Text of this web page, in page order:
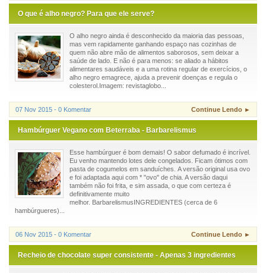
O que é alho negro? Para que ele serve?
O alho negro ainda é desconhecido da maioria das pessoas,
mas vem rapidamente ganhando espaço nas cozinhas de
quem não abre mão de alimentos saborosos, sem deixar a
saúde de lado. E não é para menos: se aliado a hábitos
alimentares saudáveis e a uma rotina regular de exercícios, o
alho negro emagrece, ajuda a prevenir doenças e regula o
colesterol.Imagem: revistaglobo...
07 Nov 2015 - 0 Komentar Continue Lendo ►
Hambúrguer Vegano com Beterraba - Barbarelismus
Esse hambúrguer é bom demais! O sabor defumado é incrível.
Eu venho mantendo lotes dele congelados. Ficam ótimos com
pasta de cogumelos em sanduíches. A versão original usa ovo
e foi adaptada aqui com * "ovo" de chia. A versão daqui
também não foi frita, e sim assada, o que com certeza é
definitivamente muito
melhor. BarbarelismusINGREDIENTES (cerca de 6
hambúrgueres)...
06 Nov 2015 - 0 Komentar Continue Lendo ►
Recheio de chocolate super consistente - Apenas 3 ingredientes